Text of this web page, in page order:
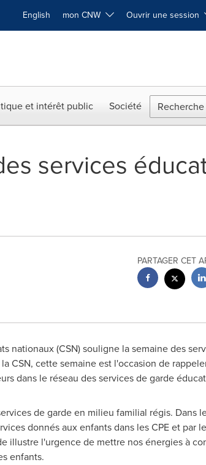
English mon CNW Ouvrir une session
et intérêt public Société
services
PARTAGER CET
nationaux (CSN) souligne la semaine des
CSN, cette semaine est l'occasion de
dans le réseau des services de garde
de garde en milieu familial régis. Dans
donnés aux enfants dans les CPE et par
illustre l'urgence de mettre nos énergies à
enfants.